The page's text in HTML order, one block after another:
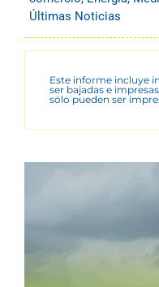
Últimas Noticias
Este informe incluye
ser bajadas e
sólo pueden ser